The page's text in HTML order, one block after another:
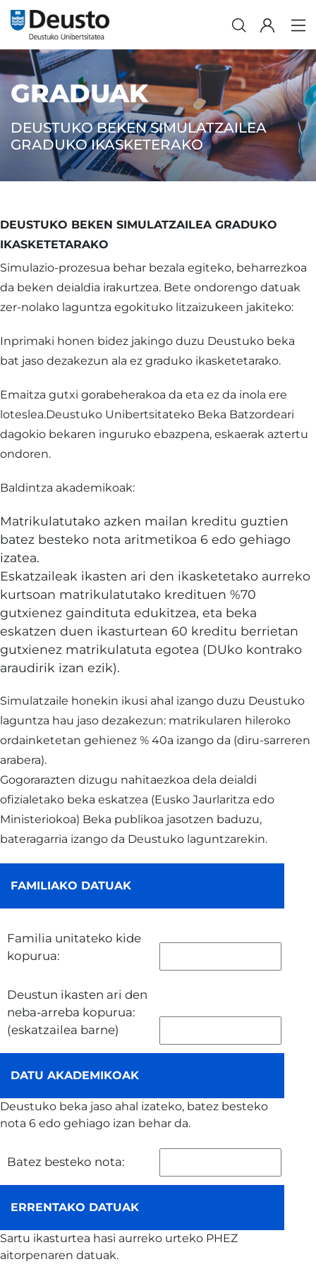
GRADUAK
DEUSTUKO BEKEN SIMULATZAILEA
GRADUKO IKASKETERAKO
DEUSTUKO BEKEN SIMULATZAILEA GRADUKO
IKASKETETARAKO
Simulazio-prozesua behar bezala egiteko, beharrezkoa
da beken deialdia irakurtzea. Bete ondorengo datuak
zer-nolako laguntza egokituko litzaizukeen jakiteko:
Inprimaki honen bidez jakingo duzu Deustuko beka
bat jaso dezakezun ala ez graduko ikasketetarako.
Emaitza gutxi gorabeherakoa da eta ez da inola ere
loteslea.Deustuko Unibertsitateko Beka Batzordeari
dagokio bekaren inguruko ebazpena, eskaerak aztertu
ondoren.
Baldintza akademikoak:
Matrikulatutako azken mailan kreditu guztien
batez besteko nota aritmetikoa 6 edo gehiago
izatea.
Eskatzaileak ikasten ari den ikasketetako aurreko
kurtsoan matrikulatutako kredituen %70
gutxienez gaindituta edukitzea, eta beka
eskatzen duen ikasturtean 60 kreditu berrietan
gutxienez matrikulatuta egotea (DUko kontrako
araudirik izan ezik).
Simulatzaile honekin ikusi ahal izango duzu Deustuko
laguntza hau jaso dezakezun: matrikularen hileroko
ordainketetan gehienez % 40a izango da (diru-sarreren
arabera).
Gogorarazten dizugu nahitaezkoa dela deialdi
ofizialetako beka eskatzea (Eusko Jaurlaritza edo
Ministeriokoa) Beka publikoa jasotzen baduzu,
bateragarria izango da Deustuko laguntzarekin.
FAMILIAKO DATUAK
Familia unitateko kide
kopurua:
Deustun ikasten ari den
neba-arreba kopurua:
(eskatzailea barne)
DATU AKADEMIKOAK
Deustuko beka jaso ahal izateko, batez besteko
nota 6 edo gehiago izan behar da.
Batez besteko nota:
ERRENTAKO DATUAK
Sartu ikasturtea hasi aurreko urteko PHEZ
aitorpenaren datuak.